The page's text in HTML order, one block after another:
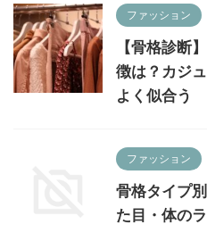
ファッション
【骨格診断
徴は？カジ
よく似合う
ファッション
骨格タイプ
た目・体の